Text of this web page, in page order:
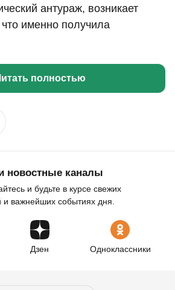
антураж, возникает
именно получила
полностью
новостные каналы
и будьте в курсе свежих
и важнейших событиях дня.
Дзен Одноклассники